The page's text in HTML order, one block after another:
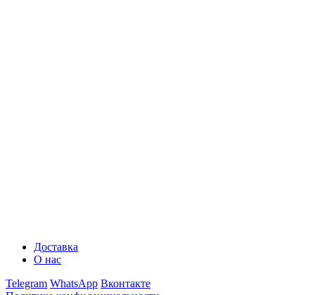
Доставка
О нас
Telegram WhatsApp Вконтакте